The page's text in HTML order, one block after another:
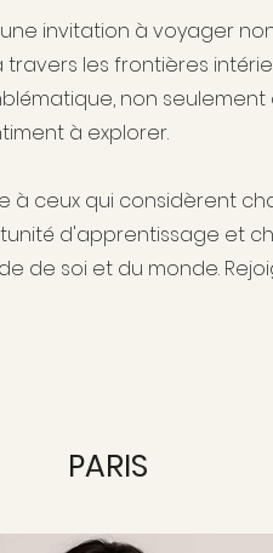
invitation à voyager
travers les frontières
non
à explorer.
à ceux qui considèrent
d'apprentissage et
de soi et du monde.
PARIS